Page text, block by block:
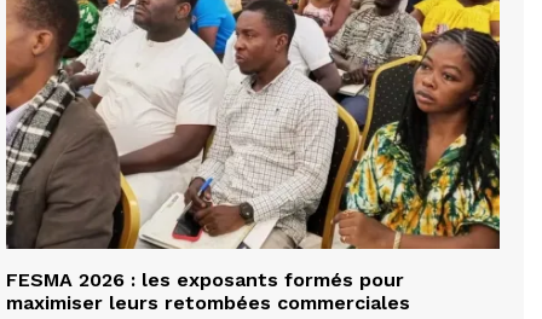
FESMA 2026 : les exposants formés pour
maximiser leurs retombées commerciales